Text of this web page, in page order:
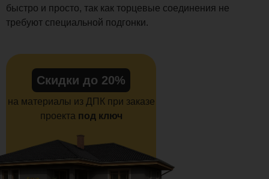
быстро и просто, так как торцевые соединения не
требуют специальной подгонки.
Скидки до 20%
на материалы из ДПК при заказе
проекта под ключ